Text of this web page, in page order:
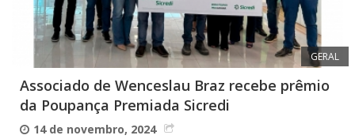
GERAL
Associado de Wenceslau Braz recebe prêmio
da Poupança Premiada Sicredi
14 de novembro, 2024